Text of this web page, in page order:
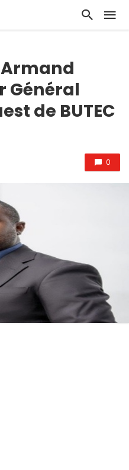
Général
de BUTEC
0